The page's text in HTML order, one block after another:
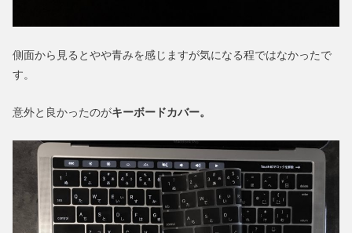
側面から見るとやや青みを感じますが気になる程ではなかったで
す。
意外と良かったのがキーボードカバー。